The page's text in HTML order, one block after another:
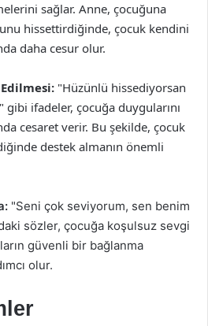
sağlar. Anne, çocuğuna
hissettirdiğinde, çocuk kendini
daha cesur olur.
"Hüzünlü hissediyorsan
ifadeler, çocuğa duygularını
cesaret verir. Bu şekilde, çocuk
destek almanın önemli
"Seni çok seviyorum, sen benim
sözler, çocuğa koşulsuz sevgi
güvenli bir bağlanma
olur.